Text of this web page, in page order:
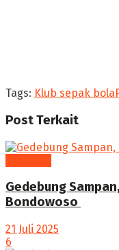
Tags: Klub sepak bola
PostTerkait
Gedebung
Bondowoso
21 Juli 2025
6